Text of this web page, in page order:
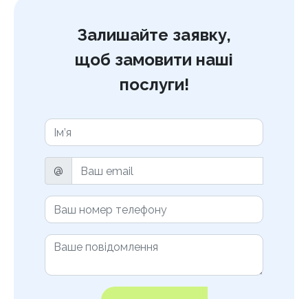
Залишайте заявку,
щоб замовити наші
послуги!
@